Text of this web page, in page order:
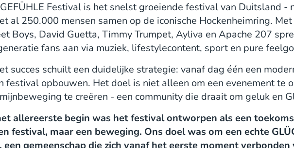
Festival is het snelst groeiende festival van Duitsland -
al 250.000 mensen samen op de iconische Hockenheimring.
Boys, David Guetta, Timmy Trumpet, Ayliva en Apache 207
fans aan via muziek, lifestylecontent, sport en pure
succes schuilt een duidelijke strategie: vanaf dag één een
festival opbouwen. Het doel is niet alleen om een evenement te
te creëren - een community die draait om geluk en
allereerste begin was het festival ontworpen als een
festival, maar een beweging. Ons doel was om een echte
een gemeenschap die zich vanaf het eerste moment